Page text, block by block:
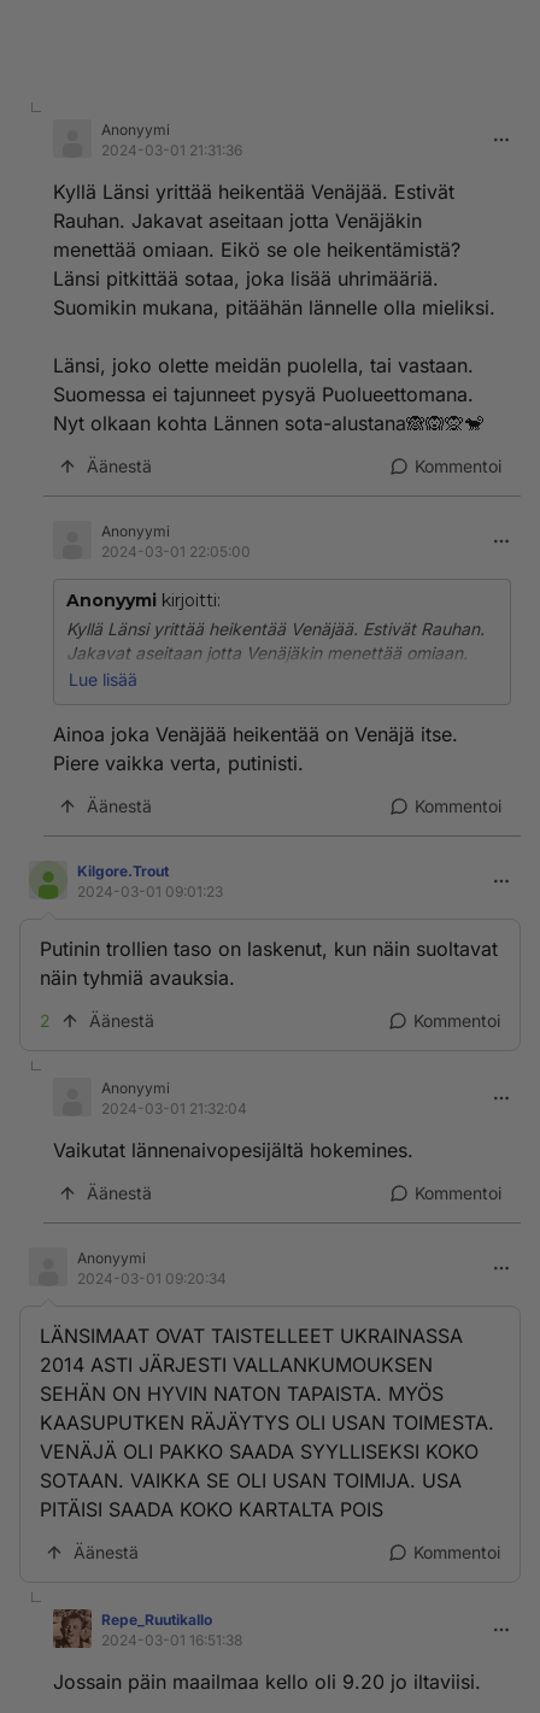
Anonyymi
2024-03-01 21:31:36
Kyllä Länsi yrittää heikentää Venäjää. Estivät
Rauhan. Jakavat aseitaan jotta Venäjäkin
menettää omiaan. Eikö se ole heikentämistä?
Länsi pitkittää sotaa, joka lisää uhrimääriä.
Suomikin mukana, pitäähän lännelle olla mieliksi.
Länsi, joko olette meidän puolella, tai vastaan.
Suomessa ei tajunneet pysyä Puolueettomana.
Nyt olkaan kohta Lännen sota-alustana🙈🙉🙊🐒
Äänestä Kommentoi
Anonyymi
2024-03-01 22:05:00
Anonyymi kirjoitti:
Kyllä Länsi yrittää heikentää Venäjää. Estivät Rauhan.
Jakavat aseitaan jotta Venäjäkin menettää omiaan.
Eikö se ole heikentämistä?
mukana, pitäähän lännelle olla mieliksi.
Länsi, joko olette meidän puolella, tai vastaan.
Suomessa ei tajunneet pysyä Puolueettomana. Nyt
olkaan kohta Lännen sota-alustana🙈🙉🙊🐒
Lue lisää
Ainoa joka Venäjää heikentää on Venäjä itse.
Piere vaikka verta, putinisti.
Äänestä Kommentoi
Kilgore.Trout
2024-03-01 09:01:23
Putinin trollien taso on laskenut, kun näin suoltavat
näin tyhmiä avauksia.
2 Äänestä Kommentoi
Anonyymi
2024-03-01 21:32:04
Vaikutat lännenaivopesijältä hokemines.
Äänestä Kommentoi
Anonyymi
2024-03-01 09:20:34
LÄNSIMAAT OVAT TAISTELLEET UKRAINASSA
2014 ASTI JÄRJESTI VALLANKUMOUKSEN
SEHÄN ON HYVIN NATON TAPAISTA. MYÖS
KAASUPUTKEN RÄJÄYTYS OLI USAN TOIMESTA.
VENÄJÄ OLI PAKKO SAADA SYYLLISEKSI KOKO
SOTAAN. VAIKKA SE OLI USAN TOIMIJA. USA
PITÄISI SAADA KOKO KARTALTA POIS
Äänestä Kommentoi
Repe_RuutikaIlo
2024-03-01 16:51:38
Jossain päin maailmaa kello oli 9.20 jo iltaviisi.